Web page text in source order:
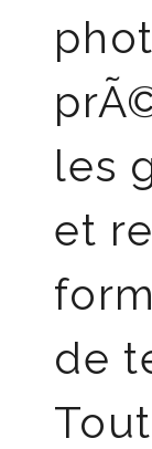
les
et
de